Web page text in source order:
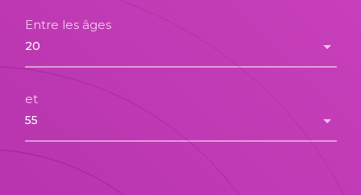
Entre les âges
et